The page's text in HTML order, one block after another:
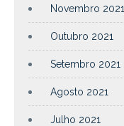
Novembro 2021
Outubro 2021
Setembro 2021
Agosto 2021
Julho 2021